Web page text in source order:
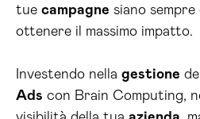
tue campagne siano
ottenere il massimo impatto.
Investendo nella gestione
Ads con Brain Computing,